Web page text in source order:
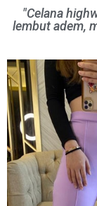
"Celana
lembut adem,